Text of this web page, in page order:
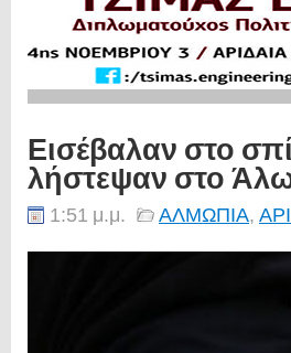
Εισέβαλαν στο
λήστεψαν στο
1:51 μ.μ. ΑΛΜΩΠΙΑ,